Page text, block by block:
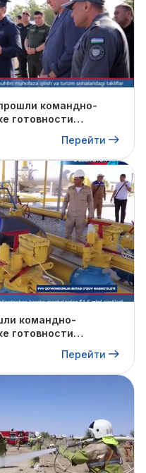
командно-
готовности
Перейти
командно-
готовности
Перейти